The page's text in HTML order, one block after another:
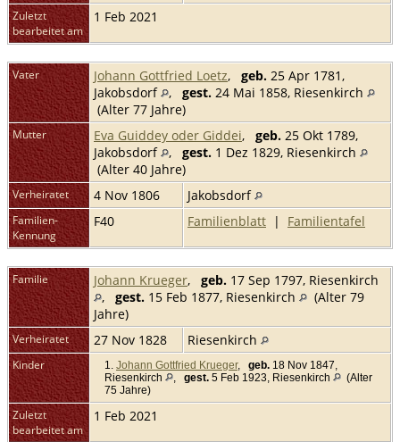
Zuletzt
bearbeitet am
1 Feb 2021
Vater Johann Gottfried Loetz, geb. 25 Apr 1781,
Jakobsdorf
, gest. 24 Mai 1858, Riesenkirch
(Alter 77 Jahre)
Mutter Eva Guiddey oder Giddei, geb. 25 Okt 1789,
Jakobsdorf
, gest. 1 Dez 1829, Riesenkirch
(Alter 40 Jahre)
Verheiratet 4 Nov 1806 Jakobsdorf
Familien-
Kennung
F40 Familienblatt | Familientafel
Familie Johann Krueger, geb. 17 Sep 1797, Riesenkirch
, gest. 15 Feb 1877, Riesenkirch
(Alter 79
Jahre)
Verheiratet 27 Nov 1828 Riesenkirch
Kinder 1. Johann Gottfried Krueger, geb. 18 Nov 1847,
Riesenkirch
, gest. 5 Feb 1923, Riesenkirch
(Alter
75 Jahre)
Zuletzt
bearbeitet am
1 Feb 2021